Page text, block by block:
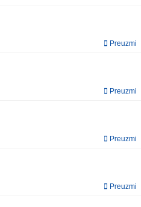
Preuzmi
Preuzmi
Preuzmi
Preuzmi